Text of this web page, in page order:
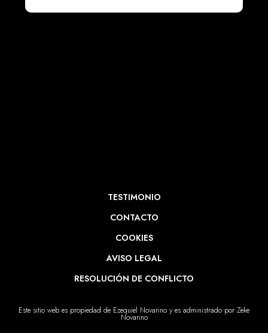
TESTIMONIO
CONTACTO
COOKIES
AVISO LEGAL
RESOLUCIÓN DE CONFLICTO
Este sitio web es propiedad de Ezequiel Novarino y es administrado por Zeke
Novarino